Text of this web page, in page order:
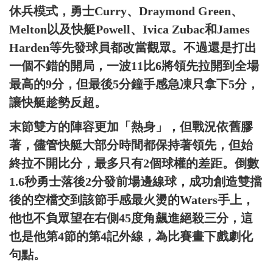
休兵模式，勇士Curry、Draymond Green、
Melton以及快艇Powell、Ivica Zubac和James
Harden等先發球員都改當觀眾。不過還是打出
一個不錯的開局，一波11比6將領先拉開到全場
最高的9分，但最後5分鐘手感急凍只拿下5分，
讓快艇趁勢反超。
末節雙方的陣容更加「熱身」，但戰況依舊膠
著，儘管快艇大部分時間都保持著領先，但始
終拉不開比分，最多只有2個球權的差距。倒數
1.6秒勇士落後2分發前場邊線球，成功創造雙擋
後的空檔交到該節手感最火燙的Waters手上，
他也不負眾望在右側45度角飆進絕殺三分，這
也是他第4節的第4記外線，為比賽畫下戲劇化
句點。